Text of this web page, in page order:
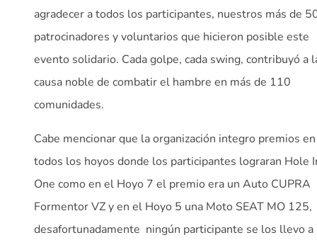
agradecer a todos los participantes, nuestros más de
patrocinadores y voluntarios que hicieron posible este
evento solidario. Cada golpe, cada swing, contribuyó a
causa noble de combatir el hambre en más de 110
comunidades.
Cabe mencionar que la organización integro premios en
todos los hoyos donde los participantes lograran Hole
One como en el Hoyo 7 el premio era un Auto CUPRA
Formentor VZ y en el Hoyo 5 una Moto SEAT MO 125,
desafortunadamente ningún participante se los llevo a